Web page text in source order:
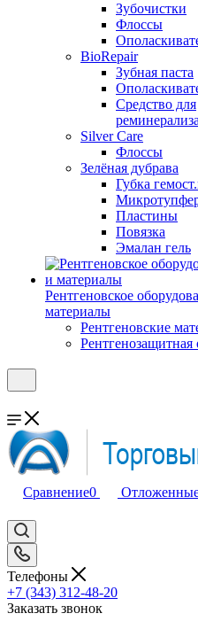
Зубочистки
Флоссы
BioRepair
Зубная паста
Средство для
Silver Care
Флоссы
Зелёная дубрава
Губка
Пластины
Повязка
Эмалан гель
Рентгеновское
материалы
Рентгеновские
Рентгенозащитная
Сравнение0
Телефоны
+7 (343) 312-48-20
Заказать звонок